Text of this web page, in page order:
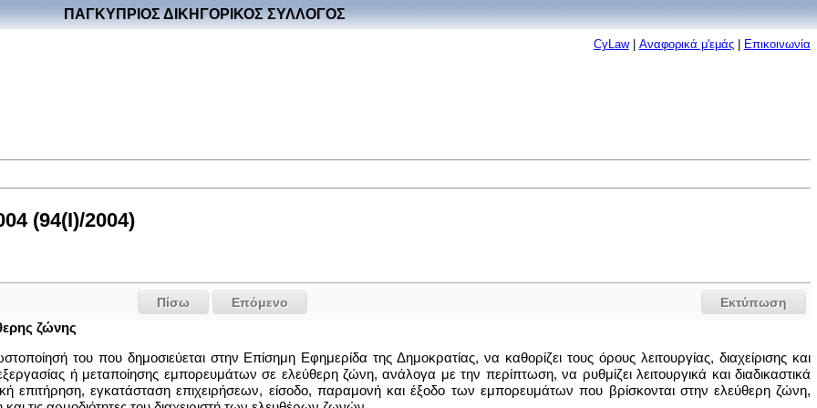
ΠΑΓΚΥΠΡΙΟΣ ΔΙΚΗΓΟΡΙΚΟΣ ΣΥΛΛΟΓΟΣ
CyLaw| Αναφορικά μ'εμάς| Επικοινωνία
(94(I)/2004)
Εκτύπωση
Πίσω Επόμενο
ζώνης
του που δημοσιεύεται στην Επίσημη Εφημερίδα της Δημοκρατίας, να καθορίζει τους όρους λειτουργίας, διαχείρισης και
ή μεταποίησης εμπορευμάτων σε ελεύθερη ζώνη, ανάλογα με την περίπτωση, να ρυθμίζει λειτουργικά και διαδικαστικά
επιτήρηση, εγκατάσταση επιχειρήσεων, είσοδο, παραμονή και έξοδο των εμπορευμάτων που βρίσκονται στην ελεύθερη ζώνη,